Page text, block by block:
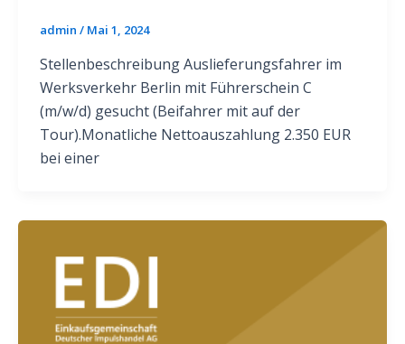
admin / Mai 1, 2024
Stellenbeschreibung Auslieferungsfahrer im
Werksverkehr Berlin mit Führerschein C
(m/w/d) gesucht (Beifahrer mit auf der
Tour).Monatliche Nettoauszahlung 2.350 EUR
bei einer